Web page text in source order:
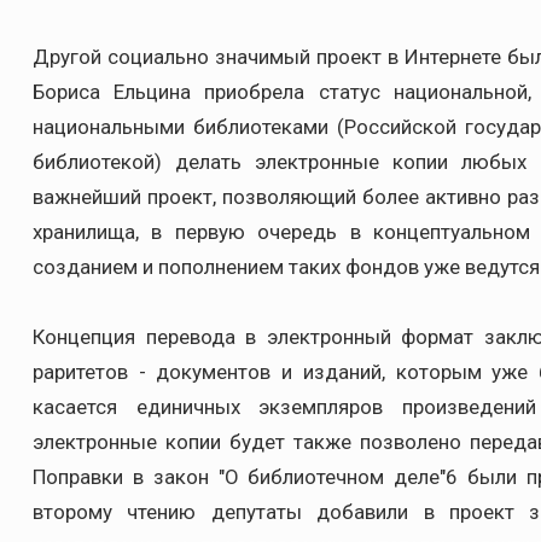
Другой социально значимый проект в Интернете
Бориса Ельцина приобрела статус
национальными библиотеками (Российской
библиотекой) делать электронные копии
важнейший проект, позволяющий более активно
хранилища, в первую очередь в
созданием и пополнением таких фондов уже
Концепция перевода в электронный формат
раритетов - документов и изданий, которым
касается единичных экземпляров
электронные копии будет также позволено
Поправки в закон "О библиотечном деле"6 были
второму чтению депутаты добавили в проект